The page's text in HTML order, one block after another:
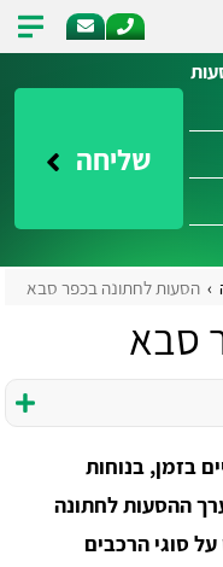
שליחה
הסעות לחתונה בכפר סבא
סבא
בזמן, בנוחות
ההסעות לחתונה
סוגי הרכבים